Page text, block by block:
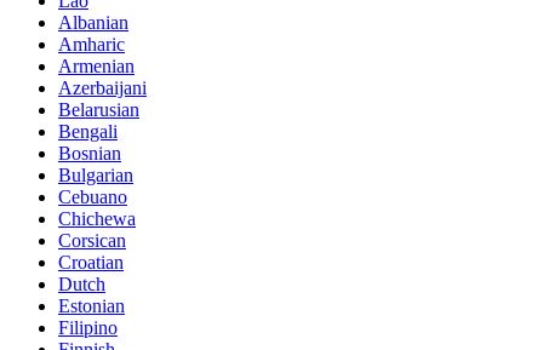
Albanian
Amharic
Armenian
Azerbaijani
Belarusian
Bengali
Bosnian
Bulgarian
Cebuano
Chichewa
Corsican
Croatian
Dutch
Estonian
Filipino